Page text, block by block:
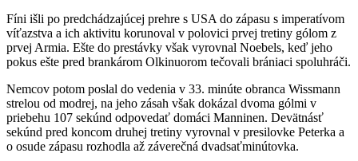
Fíni išli po predchádzajúcej prehre s USA do zápasu s imperatívom
víťazstva a ich aktivitu korunoval v polovici prvej tretiny gólom z
prvej Armia. Ešte do prestávky však vyrovnal Noebels, keď jeho
pokus ešte pred brankárom Olkinuorom tečovali brániaci spoluhráči.
Nemcov potom poslal do vedenia v 33. minúte obranca Wissmann
strelou od modrej, na jeho zásah však dokázal dvoma gólmi v
priebehu 107 sekúnd odpovedať domáci Manninen. Devätnásť
sekúnd pred koncom druhej tretiny vyrovnal v presilovke Peterka a
o osude zápasu rozhodla až záverečná dvadsaťminútovka.